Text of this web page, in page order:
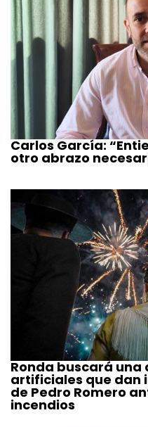
Carlos García:
otro abrazo
Ronda buscará
artificiales que dan
de Pedro Romero
incendios